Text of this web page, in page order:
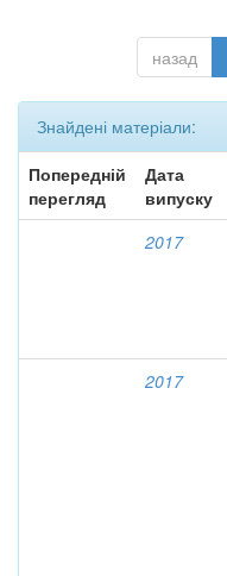
назад
Знайдені матеріали:
Попередній
перегляд
Дата
випуску
2017
2017